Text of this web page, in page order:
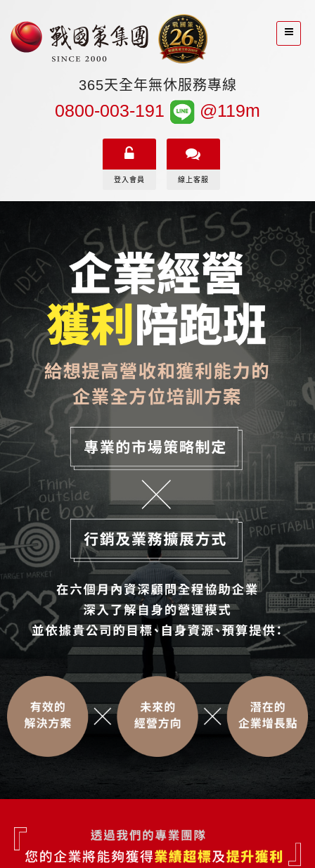
365天全年無休服務專線
0800-003-191 @119m
登入會員 線上客服